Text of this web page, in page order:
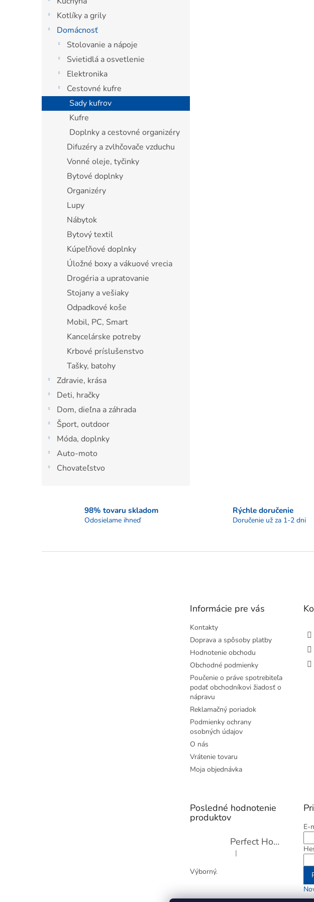
Kotlíky a grily
Domácnosť
Stolovanie a nápoje
Svietidlá a osvetlenie
Elektronika
Cestovné kufre
Sady kufrov
Kufre
Doplnky a cestovné organizéry
Difuzéry a zvlhčovače vzduchu
Vonné oleje, tyčinky
Bytové doplnky
Organizéry
Lupy
Nábytok
Bytový textil
Kúpeľňové doplnky
Úložné boxy a vákuové vrecia
Drogéria a upratovanie
Stojany a vešiaky
Odpadkové koše
Mobil, PC, Smart
Kancelárske potreby
Krbové príslušenstvo
Tašky, batohy
Zdravie, krása
Deti, hračky
Dom, dieľna a záhrada
Šport, outdoor
Móda, doplnky
Auto-moto
Chovateľstvo
98% tovaru skladom
Odosielame ihneď
Rýchle doručenie
Doručenie už za 1-2 dni
Informácie pre vás
Kontakty
Doprava a spôsoby platby
Hodnotenie obchodu
Obchodné podmienky
Poučenie o práve spotrebiteľa
podať obchodníkovi žiadosť o
nápravu
Reklamačný poriadok
Podmienky ochrany
osobných údajov
O nás
Vrátenie tovaru
Moja objednávka
Posledné hodnotenie
produktov
Perfect Home Tĺčik na mäso so sekáčikom, 56893
Hodnotenie produktu je 5
|
Výborný.
E-